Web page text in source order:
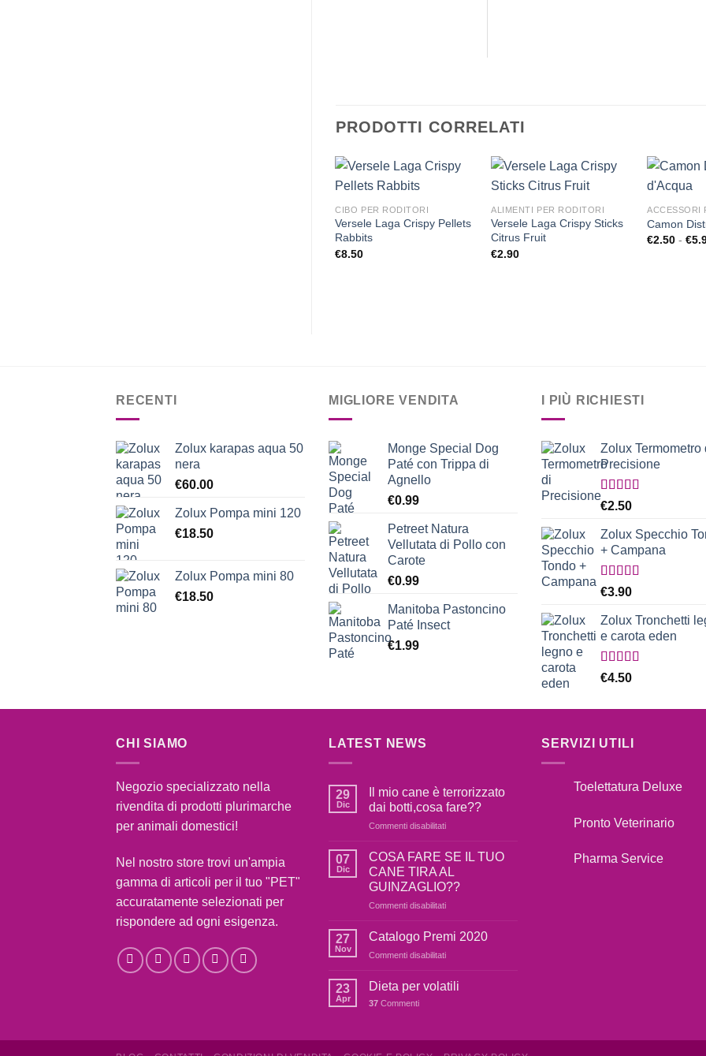
PRODOTTI CORRELATI
Aggiungi
CIBO PER RODITORI
Versele Laga Crispy Pellets
Rabbits
€8.50
Aggiungi
ALIMENTI PER RODITORI
Versele Laga Crispy Sticks
Citrus Fruit
€2.90
ACCESSORI
Camon
€2.50 - €
RECENTI
Zolux karapas aqua 50
nera
€60.00
Zolux Pompa mini 120
€18.50
Zolux Pompa mini 80
€18.50
MIGLIORE VENDITA
Monge Special Dog
Paté con Trippa di
Agnello
€0.99
Petreet Natura
Vellutata di Pollo con
Carote
€0.99
Manitoba Pastoncino
Paté Insect
€1.99
I PIÙ RICHIESTI
Zolux Termometro
Precisione
Valutato
€2.50
Zolux Specchio
+ Campana
Valutato
€3.90
Zolux Tronchetti
e carota eden
Valutato
€4.50
CHI SIAMO
Negozio specializzato nella
rivendita di prodotti plurimarche
per animali domestici!
Nel nostro store trovi un'ampia
gamma di articoli per il tuo "PET"
accuratamente selezionati per
rispondere ad ogni esigenza.
LATEST NEWS
29
Dic
Il mio cane è terrorizzato
dai botti,cosa fare??
Commenti disabilitatisu
mio
cane
è
terrorizzato
dai
fare??
07
Dic
COSA FARE SE IL TUO
CANE TIRA AL
GUINZAGLIO??
Commenti disabilitatisu
FARE
IL
CANE
27
Nov
Catalogo Premi 2020
Commenti disabilitatisu
Premi
23
Apr
Dieta per volatili
37 Commenti
SERVIZI UTILI
Toelettatura Deluxe
Pronto Veterinario
Pharma Service